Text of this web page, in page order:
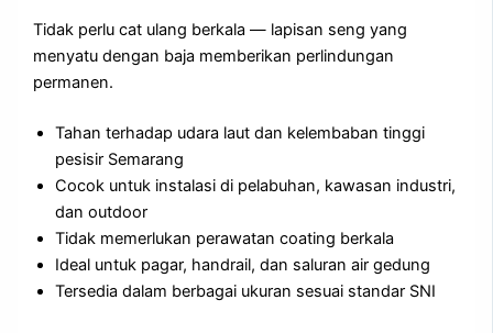
Tidak perlu cat ulang berkala — lapisan seng yang
menyatu dengan baja memberikan perlindungan
permanen.
Tahan terhadap udara laut dan kelembaban tinggi
pesisir Semarang
Cocok untuk instalasi di pelabuhan, kawasan industri,
dan outdoor
Tidak memerlukan perawatan coating berkala
Ideal untuk pagar, handrail, dan saluran air gedung
Tersedia dalam berbagai ukuran sesuai standar SNI